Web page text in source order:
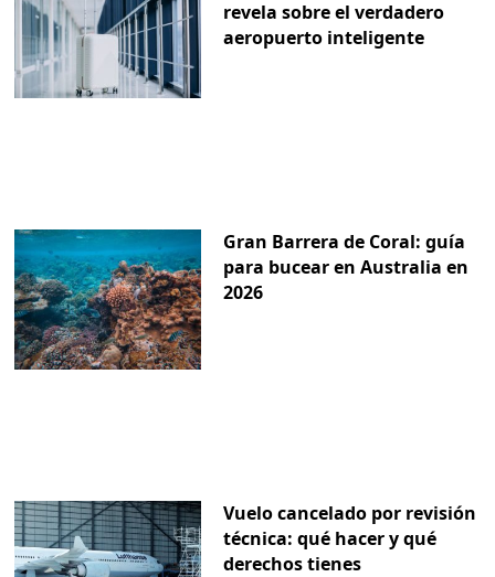
revela sobre el verdadero
aeropuerto inteligente
Gran Barrera de Coral: guía
para bucear en Australia en
2026
Vuelo cancelado por revisión
técnica: qué hacer y qué
derechos tienes